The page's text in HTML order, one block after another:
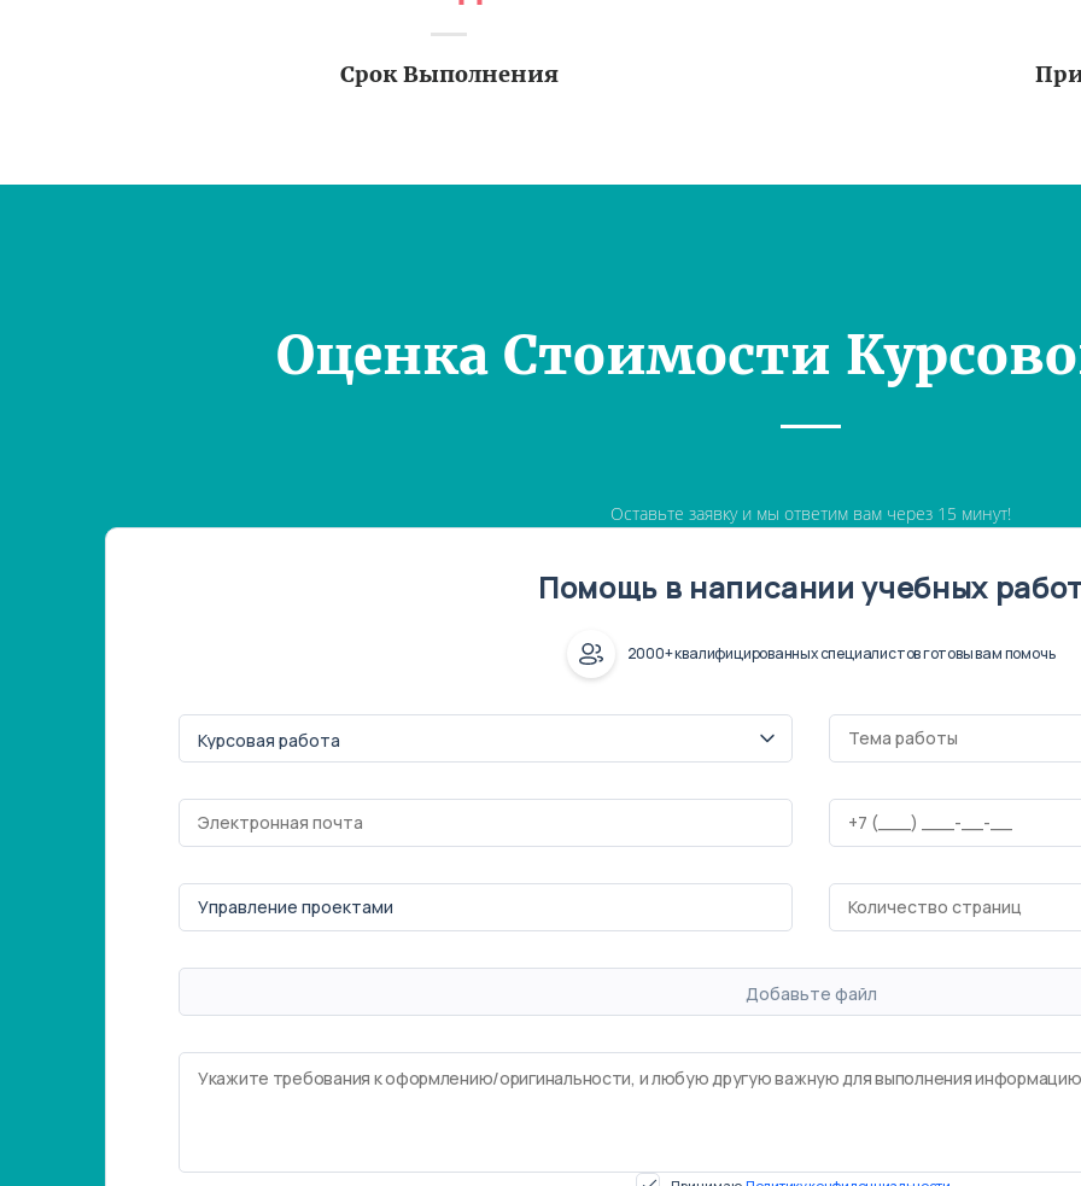
Срок Выполнения
Оценка Стоимости
Оставьте заявку и мы ответим вам через 15 минут!
Помощь в написании учебных
2000+ квалифицированных специалистов готовы вам помочь
Добавьте файл